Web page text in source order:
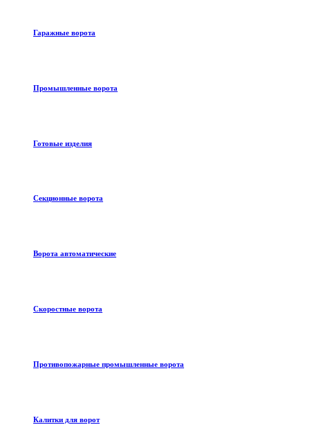
Гаражные ворота
Промышленные ворота
Готовые изделия
Секционные ворота
Ворота автоматические
Скоростные ворота
Противопожарные промышленные ворота
Калитки для ворот